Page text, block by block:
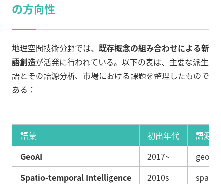
の方向性
地理空間技術分野では、 既存概念の組み合わせによる新
語創造が活発に行われている。以下の表は、主要な派生
語とその語源分析、市場における課題を整理したもので
ある：
語彙 初出年代
語源
GeoAI
2017~
geo +
Spatio-temporal Intelligence
2010s